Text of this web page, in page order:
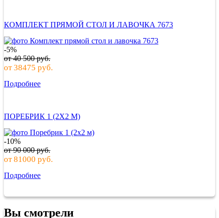
КОМПЛЕКТ ПРЯМОЙ СТОЛ И ЛАВОЧКА 7673
-5%
от40 500руб.
от38475 руб.
Подробнее
ПОРЕБРИК 1 (2Х2 М)
-10%
от90 000руб.
от81000 руб.
Подробнее
Вы смотрели